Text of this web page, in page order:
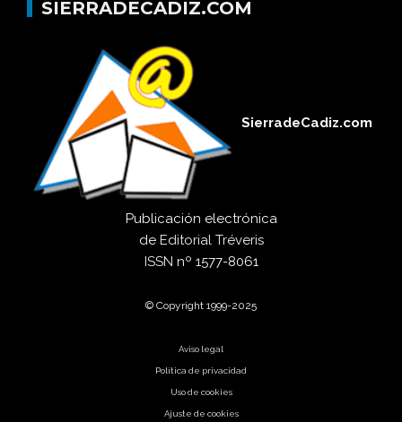
SIERRADECADIZ.COM
SierradeCadiz.com
Publicación electrónica
de Editorial Tréveris
ISSN nº 1577-8061
© Copyright 1999-2025
Aviso legal
Política de privacidad
Uso de cookies
Ajuste de cookies